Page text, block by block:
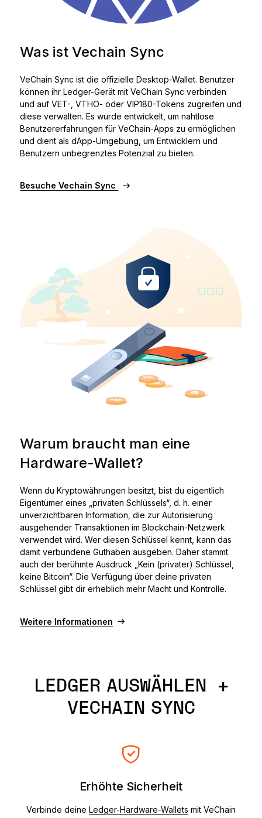
Was ist Vechain Sync
VeChain Sync ist die offizielle Desktop-Wallet. Benutzer
können ihr Ledger-Gerät mit VeChain Sync verbinden
und auf VET-, VTHO- oder VIP180-Tokens zugreifen und
diese verwalten. Es wurde entwickelt, um nahtlose
Benutzererfahrungen für VeChain-Apps zu ermöglichen
und dient als dApp-Umgebung, um Entwicklern und
Benutzern unbegrenztes Potenzial zu bieten.
Besuche Vechain Sync
Warum braucht man eine
Hardware-Wallet?
Wenn du Kryptowährungen besitzt, bist du eigentlich
Eigentümer eines „privaten Schlüssels“, d. h. einer
unverzichtbaren Information, die zur Autorisierung
ausgehender Transaktionen im Blockchain-Netzwerk
verwendet wird. Wer diesen Schlüssel kennt, kann das
damit verbundene Guthaben ausgeben. Daher stammt
auch der berühmte Ausdruck „Kein (privater) Schlüssel,
keine Bitcoin“. Die Verfügung über deine privaten
Schlüssel gibt dir erheblich mehr Macht und Kontrolle.
Weitere Informationen
LEDGER AUSWÄHLEN +
VECHAIN SYNC
Erhöhte Sicherheit
Verbinde deine Ledger-Hardware-Wallets mit VeChain